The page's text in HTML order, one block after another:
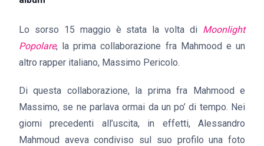
Lo sorso 15 maggio è stata la volta di Moonlight
Popolare, la prima collaborazione fra Mahmood e un
altro rapper italiano, Massimo Pericolo.
Di questa collaborazione, la prima fra Mahmood e
Massimo, se ne parlava ormai da un po’ di tempo. Nei
giorni precedenti all’uscita, in effetti, Alessandro
Mahmoud aveva condiviso sul suo profilo una foto